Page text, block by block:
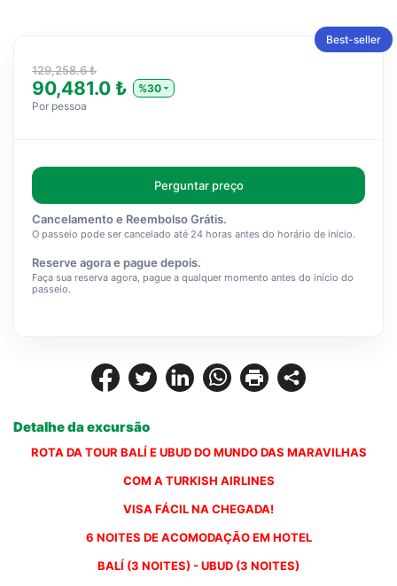
Detalhe da excursão
ROTA DA TOUR BALÍ E UBUD DO MUNDO DAS MARAVILHAS
COM A TURKISH AIRLINES
VISA FÁCIL NA CHEGADA!
6 NOITES DE ACOMODAÇÃO EM HOTEL
BALÍ (3 NOITES) - UBUD (3 NOITES)
Best-seller
129,258.6 ₺
90,481.0 ₺
%30
Por pessoa
Perguntar preço
Cancelamento e Reembolso Grátis.
O passeio pode ser cancelado até 24 horas antes do horário de início.
Reserve agora e pague depois.
Faça sua reserva agora, pague a qualquer momento antes do início do
passeio.